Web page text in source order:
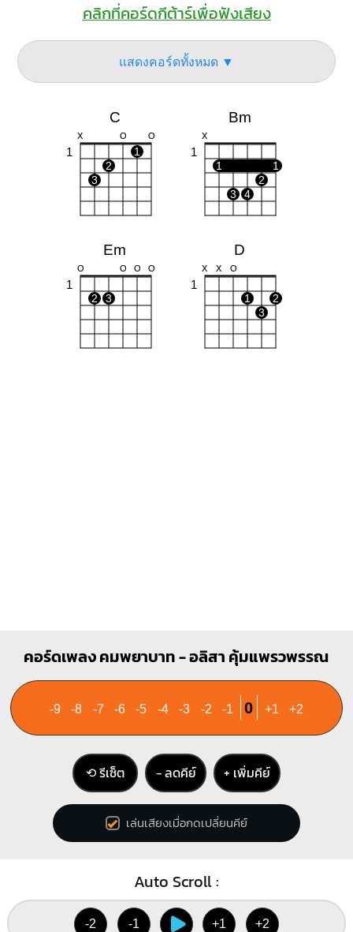
คลิกที่คอร์ดกีต้าร์เพื่อฟังเสียง
แสดงคอร์ดทั้งหมด ▼
C
X O O
1
1
2
3
Bm
X
1
1
1
2
3
4
Em
O O O O
1
2 3
D
X X O
1
1
2
3
X X
1 2 1
4
คอร์ดเพลง คมพยาบาท - อลิสา คุ้มแพรวพรรณ
-9 -8 -7 -6 -5 -4 -3 -2 -1 0 +1 +2
⟲ รีเซ็ต − ลดคีย์ + เพิ่มคีย์
เล่นเสียงเมื่อกดเปลี่ยนคีย์
Auto Scroll :
-2 -1 +1 +2